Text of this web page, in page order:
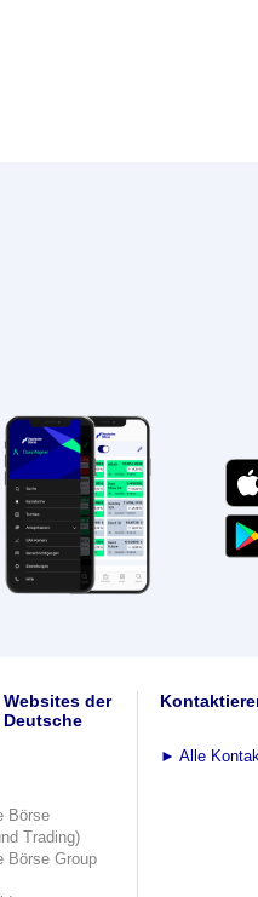
Websites der
Börse
Trading)
Börse Group
► Alle